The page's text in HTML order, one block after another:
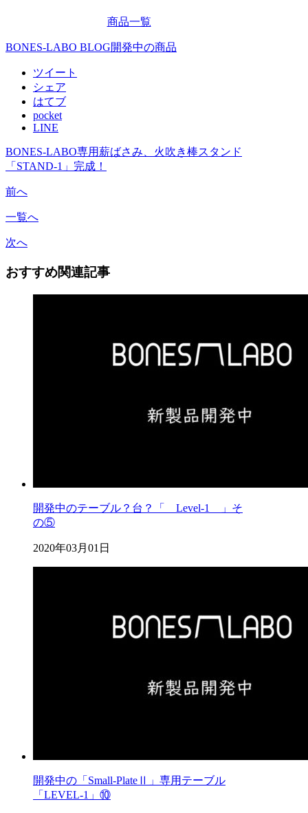
商品一覧
BONES-LABO BLOG開発中の商品
ツイート
シェア
はてブ
pocket
LINE
BONES-LABO専用薪ばさみ、火吹き棒スタンド
「STAND-1」完成！
前へ
一覧へ
次へ
おすすめ関連記事
開発中のテーブル？台？「 Level-1 」そ
の⑤
2020年03月01日
開発中の「Small-PlateⅡ」専用テーブル
「LEVEL-1」⑩